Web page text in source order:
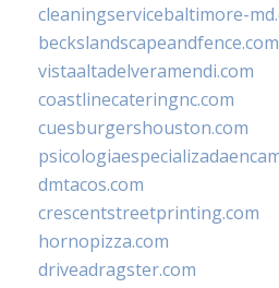
cleaningservicebaltimore-
beckslandscapeandfence.com
vistaaltadelveramendi.com
coastlinecateringnc.com
cuesburgershouston.com
dmtacos.com
crescentstreetprinting.com
hornopizza.com
driveadragster.com